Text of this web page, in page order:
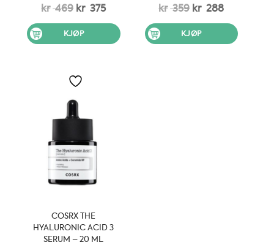
kr469 Opprinnelig
pris
var:
kr 375Nåværende
pris
KJØP
kr359 Opprinnelig
pris
var:
kr 288
pris
er:
KJØP
COSRX THE
HYALURONIC ACID 3
SERUM – 20 ML